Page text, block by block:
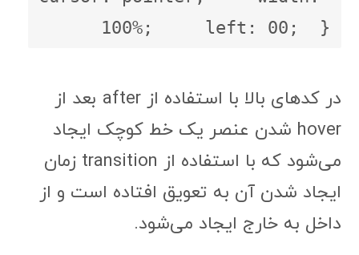
100%;     left: 00;  }
در کدهای بالا با استفاده از after بعد از
hover شدن عنصر یک خط کوچک ایجاد
می‌شود که با استفاده از transition زمان
ایجاد شدن آن به تعویق افتاده است و از
داخل به خارج ایجاد می‌شود.